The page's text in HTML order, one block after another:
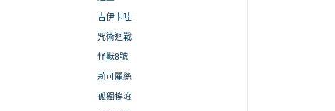
吉伊卡哇
咒術迴戰
怪獸8號
莉可麗絲
孤獨搖滾